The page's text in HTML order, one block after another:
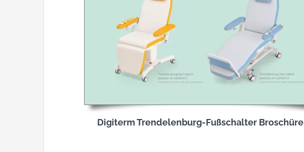
Digiterm Trendelenburg-Fußschalter Broschüre